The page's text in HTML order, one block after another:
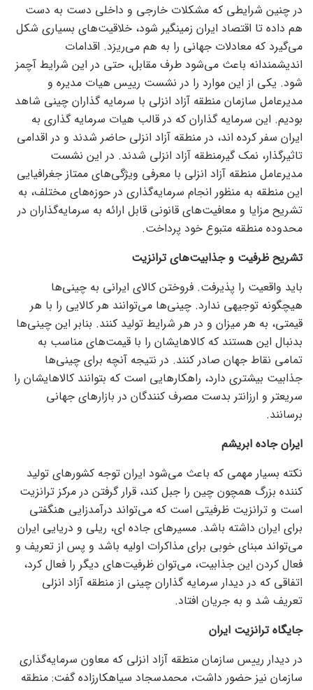
در چنین شرایطی که مشکلات خارجی و داخلی دست به دست
هم داده تا اقتصاد ایران زمینگیر شود، خلاقیت‌های بسیاری شکل
می‌گیرد که معادلات جهانی را به هم می‌ریزد. اقدامات
اندیشمندانه باعث می‌شود طرف مقابل، حتی در این شرایط آچمز
شود. یکی از این موارد را در نشست رییس هیات مدیره و
مدیرعامل سازمان منطقه آزاد انزلی با سرمایه گذاران چینی شاهد
بودیم. این سرمایه گذاران که در قالب هیات سرمایه گذاری به
ایران سفر کرده اند، در منطقه آزاد انزلی حاضر شدند و در اقدامی
تاثیرگذار، نمک گیرمنطقه آزاد انزلی شدند. در این نشست
مدیرعامل منطقه آزاد انزلی با معرفی ویژگی‌های ممتاز جغرافیایی
این منطقه به منظور انجام سرمایه‌گذاری در حوزه‌های مختلف، به
تشریح مزایا و معافیت‌های قانونی قابل ارائه به سرمایه‌گذاران در
محدوده منطقه متبوع خود پرداخت.
تشریح ظرفیت و جذابیت‌های ترانزیت
باید واقعیت را پذیرفت. فروختن کالای ایرانی به چینی‌ها
هیچگونه توجیهی ندارد. چینی‌ها می‌توانند هر کالایی را با هر
قیمتی، به هر میزان و در هر شرایط تولید کنند. بنابر این چینی‌ها
بدنبال این هستند که کالاهایشان را با قیمت‌های مناسب به
تمامی نقاط جهان صادر کنند. در نتیجه آنچه برای چینی‌ها
جذابیت بیشتری دارد، راهکار‌هایی است که بتوانند کالاهایشان را
سریعتر و ارزانتر بدست مصرف کنندگان در بازار‌های جهانی
برسانند.
ایران جاده ابریشم
نکته بسیار مهمی که باعث می‌شود ایران توجه کشور‌های تولید
کننده بزرگ همچون چین را جبل کند، قرار گرفتن در مرکز ترانزیت
است و ترانزیت ظرفیتی است که می‌تواند درآمدزایی هنگفتی
برای ایران داشته باشد. مسیر‌های جاده ای، ریلی و دریایی ایران
می‌تواند مبنای خوبی برای مذاکرات اولیه باشد و پس از تعریف و
فعال کردن این جذابیت، می‌توان ظرفیت‌های دیگر را فعال کرد،
اتفاقی که در دیدار سرمایه گذاران چینی از منطقه آزاد انزلی
تعریف شد و به جریان افتاد.
جایگاه ترانزیت ایران
در دیدار رییس سازمان منطقه آزاد انزلی که معاون سرمایه‌گذاری
سازمان نیز حضور داشت، محمدسجاد سیاهکارزاده گفت: منطقه